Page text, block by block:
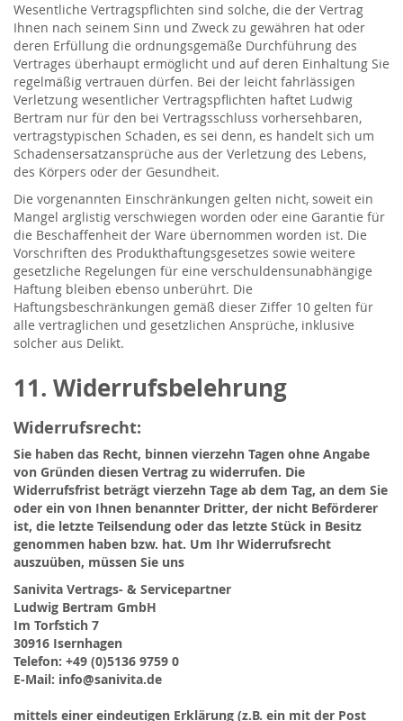
Wesentliche Vertragspflichten sind solche, die der Vertrag
Ihnen nach seinem Sinn und Zweck zu gewähren hat oder
deren Erfüllung die ordnungsgemäße Durchführung des
Vertrages überhaupt ermöglicht und auf deren Einhaltung Sie
regelmäßig vertrauen dürfen. Bei der leicht fahrlässigen
Verletzung wesentlicher Vertragspflichten haftet Ludwig
Bertram nur für den bei Vertragsschluss vorhersehbaren,
vertragstypischen Schaden, es sei denn, es handelt sich um
Schadensersatzansprüche aus der Verletzung des Lebens,
des Körpers oder der Gesundheit.
Die vorgenannten Einschränkungen gelten nicht, soweit ein
Mangel arglistig verschwiegen worden oder eine Garantie für
die Beschaffenheit der Ware übernommen worden ist. Die
Vorschriften des Produkthaftungsgesetzes sowie weitere
gesetzliche Regelungen für eine verschuldensunabhängige
Haftung bleiben ebenso unberührt. Die
Haftungsbeschränkungen gemäß dieser Ziffer 10 gelten für
alle vertraglichen und gesetzlichen Ansprüche, inklusive
solcher aus Delikt.
11. Widerrufsbelehrung
Widerrufsrecht:
Sie haben das Recht, binnen vierzehn Tagen ohne Angabe
von Gründen diesen Vertrag zu widerrufen. Die
Widerrufsfrist beträgt vierzehn Tage ab dem Tag, an dem Sie
oder ein von Ihnen benannter Dritter, der nicht Beförderer
ist, die letzte Teilsendung oder das letzte Stück in Besitz
genommen haben bzw. hat. Um Ihr Widerrufsrecht
auszuüben, müssen Sie uns
Sanivita Vertrags- & Servicepartner
Ludwig Bertram GmbH
Im Torfstich 7
30916 Isernhagen
Telefon: +49 (0)5136 9759 0
E-Mail: info@sanivita.de
mittels einer eindeutigen Erklärung (z.B. ein mit der Post